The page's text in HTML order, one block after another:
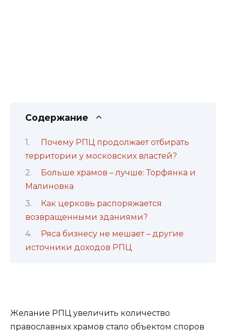
Содержание
Почему РПЦ продолжает отбирать
территории у московских властей?
Больше храмов – лучше: Торфянка и
Малиновка
Как церковь распоряжается
возвращенными зданиями?
Ряса бизнесу не мешает – другие
источники доходов РПЦ
Желание РПЦ увеличить количество
православных храмов стало объектом споров